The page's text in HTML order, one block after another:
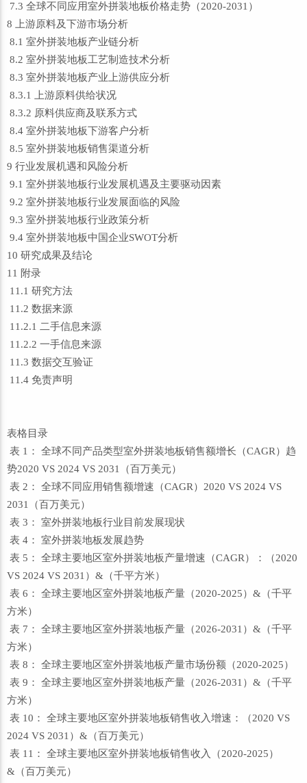
7.3 全球不同应用室外拼装地板价格走势（2020-2031）
8 上游原料及下游市场分析
8.1 室外拼装地板产业链分析
8.2 室外拼装地板工艺制造技术分析
8.3 室外拼装地板产业上游供应分析
8.3.1 上游原料供给状况
8.3.2 原料供应商及联系方式
8.4 室外拼装地板下游客户分析
8.5 室外拼装地板销售渠道分析
9 行业发展机遇和风险分析
9.1 室外拼装地板行业发展机遇及主要驱动因素
9.2 室外拼装地板行业发展面临的风险
9.3 室外拼装地板行业政策分析
9.4 室外拼装地板中国企业SWOT分析
10 研究成果及结论
11 附录
11.1 研究方法
11.2 数据来源
11.2.1 二手信息来源
11.2.2 一手信息来源
11.3 数据交互验证
11.4 免责声明
表格目录
表 1： 全球不同产品类型室外拼装地板销售额增长（CAGR）趋
势2020 VS 2024 VS 2031（百万美元）
表 2： 全球不同应用销售额增速（CAGR）2020 VS 2024 VS
2031（百万美元）
表 3： 室外拼装地板行业目前发展现状
表 4： 室外拼装地板发展趋势
表 5： 全球主要地区室外拼装地板产量增速（CAGR）：（2020
VS 2024 VS 2031）&（千平方米）
表 6： 全球主要地区室外拼装地板产量（2020-2025）&（千平
方米）
表 7： 全球主要地区室外拼装地板产量（2026-2031）&（千平
方米）
表 8： 全球主要地区室外拼装地板产量市场份额（2020-2025）
表 9： 全球主要地区室外拼装地板产量（2026-2031）&（千平
方米）
表 10： 全球主要地区室外拼装地板销售收入增速：（2020 VS
2024 VS 2031）&（百万美元）
表 11： 全球主要地区室外拼装地板销售收入（2020-2025）
&（百万美元）